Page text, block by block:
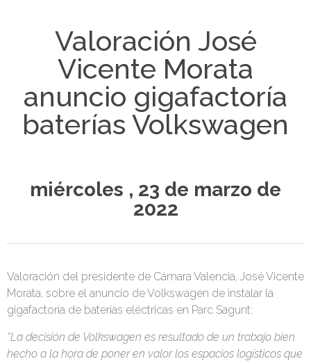
Valoración José
Vicente Morata
anuncio gigafactoría
baterías Volkswagen
miércoles , 23 de marzo de
2022
Valoración del presidente de Cámara Valencia, José Vicente
Morata, sobre el anuncio de Volkswagen de instalar la
gigafactoría de baterías eléctricas en Parc Sagunt:
“La decisión de Volkswagen es resultado de un trabajo bien
hecho a la hora de poner en valor los espacios logísticos que